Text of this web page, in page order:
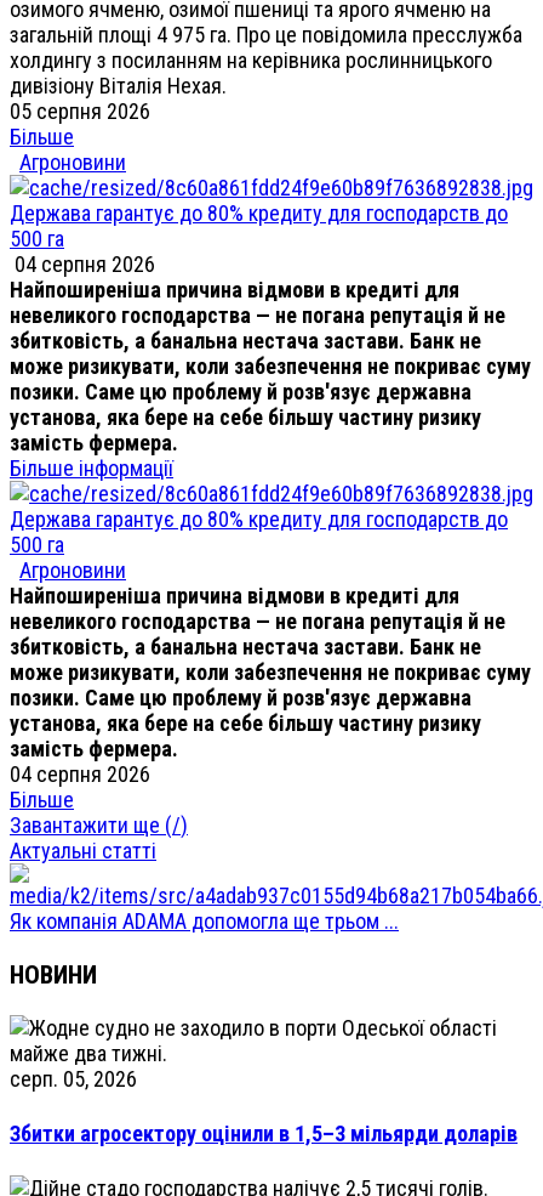
озимого ячменю, озимої пшениці та ярого ячменю на
загальній площі 4 975 га. Про це повідомила пресслужба
холдингу з посиланням на керівника рослинницького
дивізіону Віталія Нехая.
05 серпня 2026
Більше
Агроновини
Держава гарантує до 80% кредиту для господарств до
500 га
04 серпня 2026
Найпоширеніша причина відмови в кредиті для
невеликого господарства — не погана репутація й не
збитковість, а банальна нестача застави. Банк не
може ризикувати, коли забезпечення не покриває суму
позики. Саме цю проблему й розв'язує державна
установа, яка бере на себе більшу частину ризику
замість фермера.
Більше інформації
Держава гарантує до 80% кредиту для господарств до
500 га
Агроновини
Найпоширеніша причина відмови в кредиті для
невеликого господарства — не погана репутація й не
збитковість, а банальна нестача застави. Банк не
може ризикувати, коли забезпечення не покриває суму
позики. Саме цю проблему й розв'язує державна
установа, яка бере на себе більшу частину ризику
замість фермера.
04 серпня 2026
Більше
Завантажити ще (/)
Актуальні статті
Як компанія ADAMA допомогла ще трьом ...
НОВИНИ
серп. 05, 2026
Збитки агросектору оцінили в 1,5–3 мільярди доларів